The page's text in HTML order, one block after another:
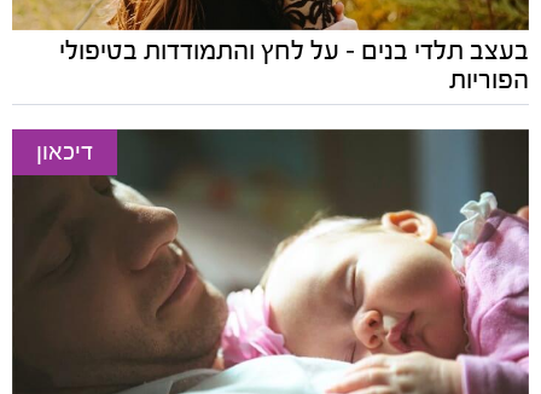
בעצב תלדי בנים – על לחץ והתמודדות בטיפולי
הפוריות
דיכאון